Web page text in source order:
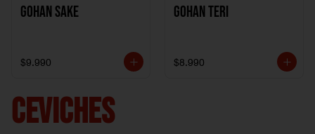
Gohan Sake
$9.990
Gohan Teri
$8.990
CEVICHES